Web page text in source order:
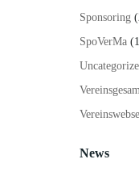
Sponsoring
SpoVerMa
News